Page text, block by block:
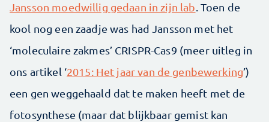
Jansson moedwillig gedaan in zijn lab . Toen de
kool nog een zaadje was had Jansson met het
‘moleculaire zakmes’ CRISPR-Cas9 (meer uitleg in
ons artikel ‘2015: Het jaar van de genbewerking’)
een gen weggehaald dat te maken heeft met de
fotosynthese (maar dat blijkbaar gemist kan